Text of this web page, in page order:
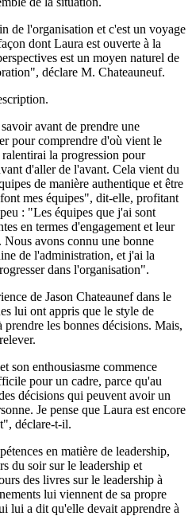
de l'organisation et c'est un voyage
dont Laura est ouverte à la
est un moyen naturel de
déclare M. Chateauneuf.
avant de prendre une
pour comprendre d'où vient le
la progression pour
d'aller de l'avant. Cela vient du
de manière authentique et être
mes équipes", dit-elle, profitant
: "Les équipes que j'ai sont
en termes d'engagement et leur
avons connu une bonne
de l'administration, et j'ai la
dans l'organisation".
de Jason Chateaunef dans le
lui ont appris que le style de
les bonnes décisions. Mais,
son enthousiasme commence
pour un cadre, parce qu'au
décisions qui peuvent avoir un
Je pense que Laura est encore
déclare-t-il.
en matière de leadership,
du soir sur le leadership et
des livres sur le leadership à
lui viennent de sa propre
lui a dit qu'elle devait apprendre à